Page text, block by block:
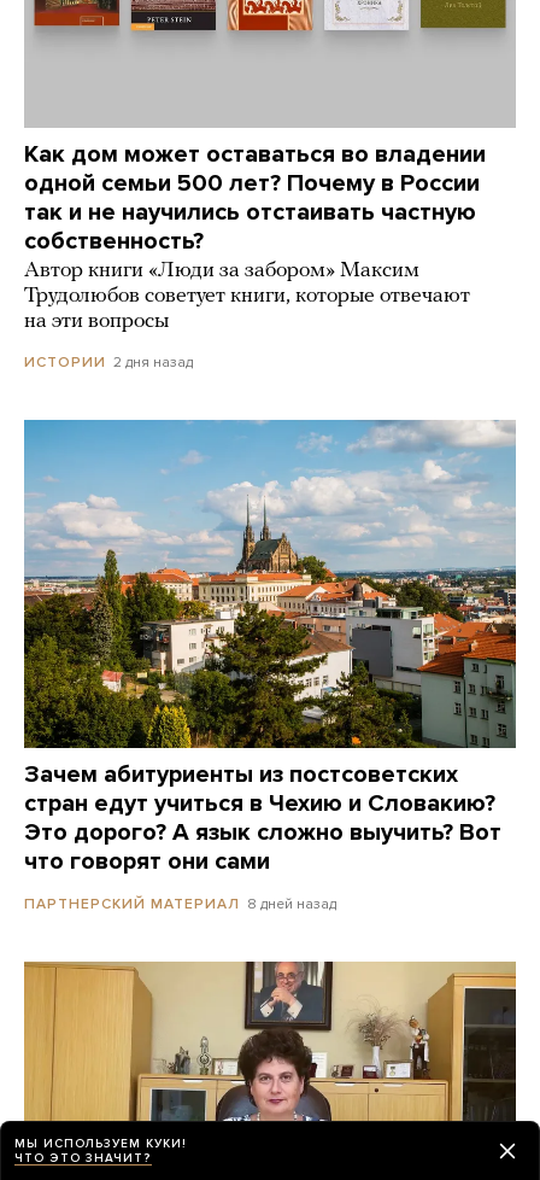
Как дом может оставаться во владении
одной семьи 500 лет? Почему в России
так и не научились отстаивать частную
собственность?
Автор книги «Люди за забором» Максим
Трудолюбов советует книги, которые отвечают
на эти вопросы
ИСТОРИИ 2 дня назад
Зачем абитуриенты из постсоветских
стран едут учиться в Чехию и Словакию?
Это дорого? А язык сложно выучить? Вот
что говорят они сами
ПАРТНЕРСКИЙ МАТЕРИАЛ 8 дней назад
МЫ ИСПОЛЬЗУЕМ КУКИ!
ЧТО ЭТО ЗНАЧИТ?